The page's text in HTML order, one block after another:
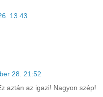
13:43
28. 21:52
aztán az igazi! Nagyon szép!